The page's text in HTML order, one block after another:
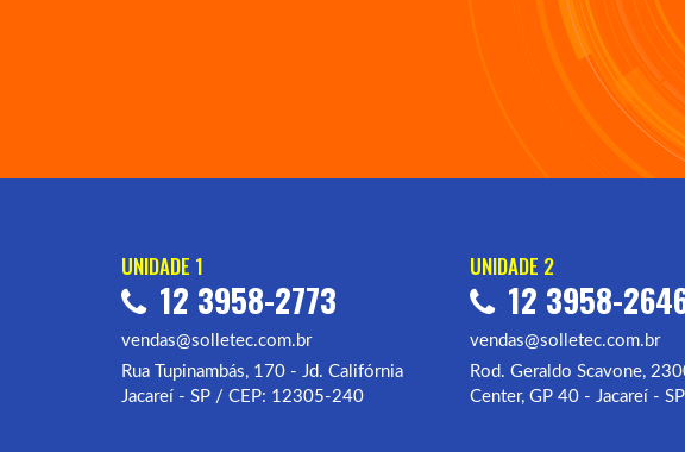
UNIDADE 1
12 3958-2773
vendas@solletec.com.br
Rua Tupinambás, 170 - Jd. Califórnia
Jacareí - SP / CEP: 12305-240
UNIDADE 2
12 3958-
vendas@solletec.com.br
Rod. Geraldo Scavone,
Center, GP 40 - Jacareí -